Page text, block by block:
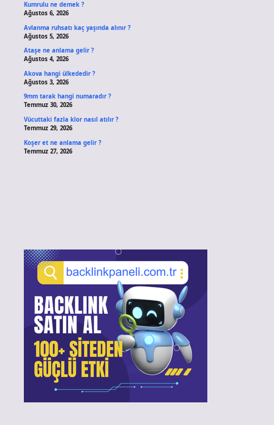
Kumrulu ne demek ?
Ağustos 6, 2026
Avlanma ruhsatı kaç yaşında alınır ?
Ağustos 5, 2026
Ataşe ne anlama gelir ?
Ağustos 4, 2026
Akova hangi ülkededir ?
Ağustos 3, 2026
9mm tarak hangi numaradır ?
Temmuz 30, 2026
Vücuttaki fazla klor nasıl atılır ?
Temmuz 29, 2026
Koşer et ne anlama gelir ?
Temmuz 27, 2026